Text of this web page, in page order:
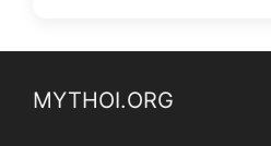
MYTHOI.ORG